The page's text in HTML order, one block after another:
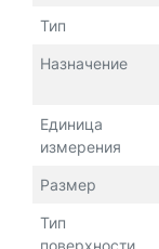
Тип
Назначение
Единица
измерения
Размер
Тип
поверхности